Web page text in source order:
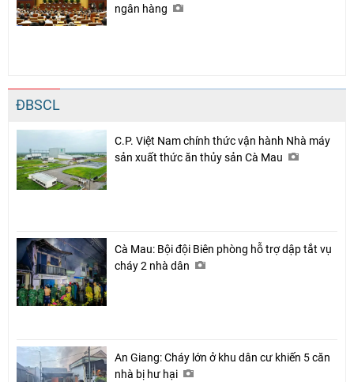
ngân hàng
ĐBSCL
C.P. Việt Nam chính thức vận hành Nhà máy
sản xuất thức ăn thủy sản Cà Mau
Cà Mau: Bội đội Biên phòng hỗ trợ dập tắt vụ
cháy 2 nhà dân
An Giang: Cháy lớn ở khu dân cư khiến 5 căn
nhà bị hư hại